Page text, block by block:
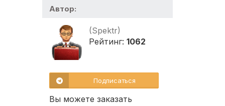
Автор:
(Spektr)
Рейтинг: 1062
Подписаться
Вы можете заказать